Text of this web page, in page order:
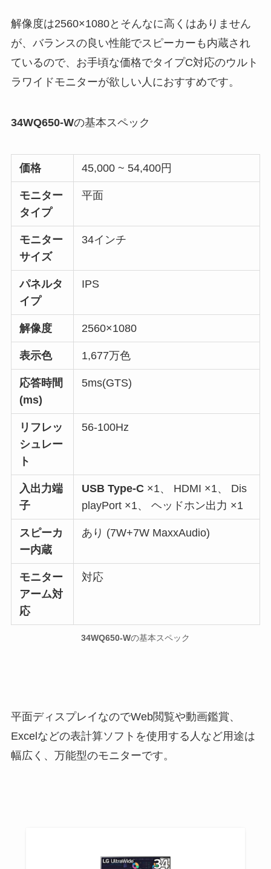
解像度は2560×1080とそんなに高くはありません
が、バランスの良い性能でスピーカーも内蔵され
ているので、お手頃な価格でタイプC対応のウルト
ラワイドモニターが欲しい人におすすめです。
34WQ650-Wの基本スペック
価格 45,000 ~ 54,400円
モニター
タイプ
平面
モニター
サイズ
34インチ
パネルタ
イプ
IPS
解像度 2560×1080
表示色 1,677万色
応答時間
(ms)
5ms(GTS)
リフレッ
シュレー
ト
56-100Hz
入出力端
子
USB Type-C ×1、 HDMI ×1、 Dis
playPort ×1、 ヘッドホン出力 ×1
スピーカ
ー内蔵
あり (7W+7W MaxxAudio)
モニター
アーム対
応
対応
34WQ650-Wの基本スペック
平面ディスプレイなのでWeb閲覧や動画鑑賞、
Excelなどの表計算ソフトを使用する人など用途は
幅広く、万能型のモニターです。